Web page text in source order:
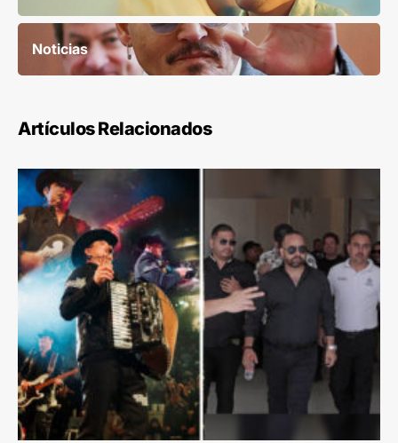
Noticias
Artículos Relacionados